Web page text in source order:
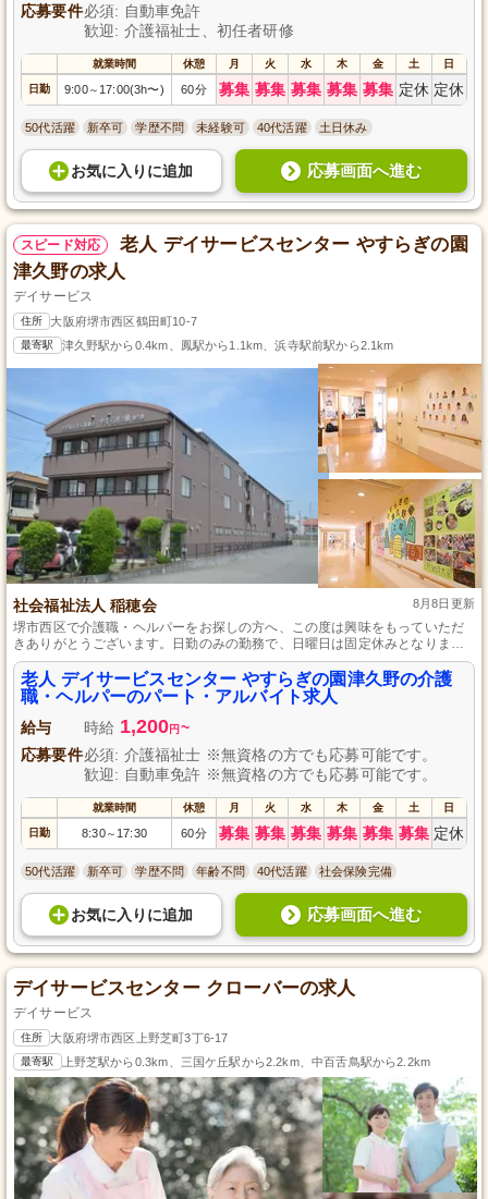
応募要件必須: 自動車免許
歓迎: 介護福祉士、初任者研修
就業時間 休憩 月 火 水 木 金 土 日
日勤 9:00～ 17:00(3h〜) 60分 募集 募集 募集 募集 募集 定休 定休
50代活躍 新卒可 学歴不問 未経験可 40代活躍 土日休み
お気に入り に追加 応募画面へ進む
スピード対応
老人 デイサービスセンター やすらぎの園
津久野の求人
デイサービス
住所 大阪府堺市西区鶴田町10-7
最寄駅 津久野駅から0.4km、鳳駅から1.1km、浜寺駅前駅から2.1km
社会福祉法人 稲穂会 8月8日更新
堺市西区で介護職・ヘルパーをお探しの方へ、この度は興味をもっていただ
きありがとうございます。日勤のみの勤務で、日曜日は固定休みとなりま
す。さらに、年3回の寸志の支給があり、無資格・未経験からでも始められる
環境が整っております。ご家庭との時間も大切にしながら、やりがいのある
仕事を始めてみませんか。
老人 デイサービスセンター やすらぎの園津久野の介護
職・ヘルパーのパート・アルバイト求人
給与 時給 1,200円 ~
応募要件必須: 介護福祉士 ※無資格の方でも応募可能です。
歓迎: 自動車免許 ※無資格の方でも応募可能です。
就業時間 休憩 月 火 水 木 金 土 日
日勤 8:30～ 17:30 60分 募集 募集 募集 募集 募集 募集 定休
50代活躍 新卒可 学歴不問 年齢不問 40代活躍 社会保険完備
お気に入り に追加 応募画面へ進む
デイサービスセンター クローバーの求人
デイサービス
住所 大阪府堺市西区上野芝町3丁6-17
最寄駅 上野芝駅から0.3km、三国ケ丘駅から2.2km、中百舌鳥駅から2.2km